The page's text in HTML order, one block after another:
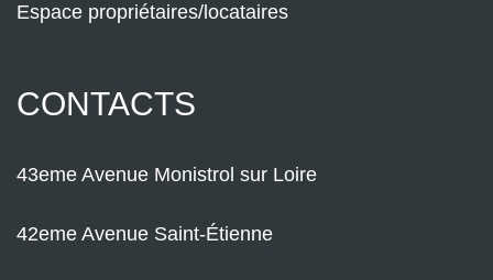
Espace propriétaires/locataires
CONTACTS
43eme Avenue Monistrol sur Loire
42eme Avenue Saint-Étienne